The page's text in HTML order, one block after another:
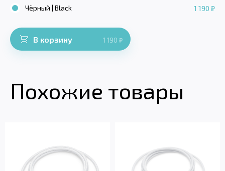
Чёрный | Black
1 190 ₽
В корзину 1 190 ₽
Похожие товары